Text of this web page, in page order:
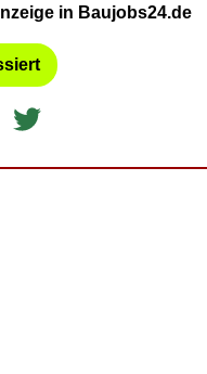
in Baujobs24.de